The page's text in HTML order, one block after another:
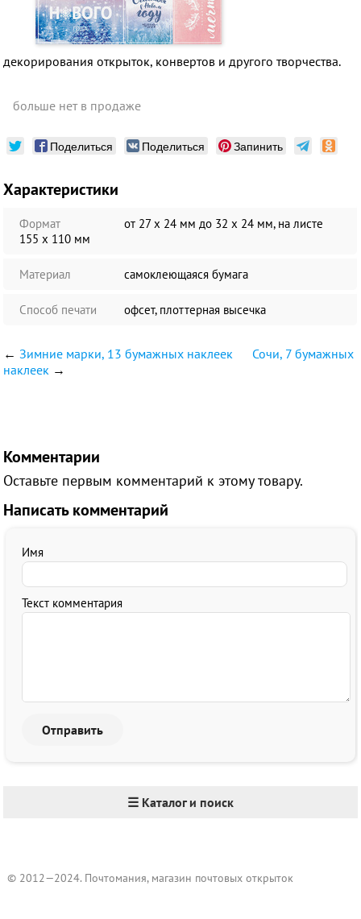
декорирования открыток, конвертов и другого творчества.
больше нет в продаже
Поделиться Поделиться Запинить
Характеристики
Формат
от 27 х 24 мм до 32 х 24 мм, на листе
155 х 110 мм
Материал самоклеющаяся бумага
Способ печати офсет, плоттерная высечка
←Зимние марки, 13 бумажных наклеек
Сочи, 7 бумажных
наклеек →
Комментарии
Оставьте первым комментарий к этому товару.
Написать комментарий
Имя
Текст комментария
☰ Каталог и поиск
© 2012—2024. Почтомания, магазин почтовых открыток